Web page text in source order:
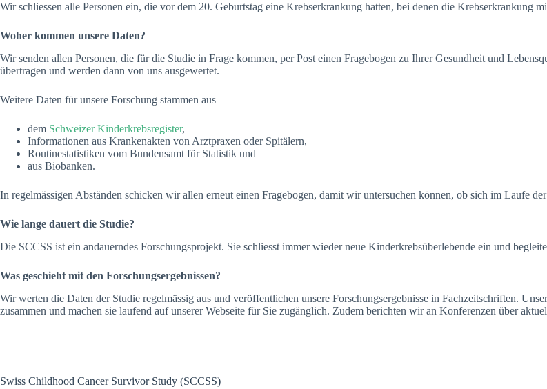
Wir schliessen alle Personen ein, die vor dem 20. Geburtstag eine Krebserkrankung hatten, bei denen die Krebserkrankung
Woher kommen unsere Daten?
Wir senden allen Personen, die für die Studie in Frage kommen, per Post einen Fragebogen zu Ihrer Gesundheit und
übertragen und werden dann von uns ausgewertet.
Weitere Daten für unsere Forschung stammen aus
dem Schweizer Kinderkrebsregister,
Informationen aus Krankenakten von Arztpraxen oder Spitälern,
Routinestatistiken vom Bundensamt für Statistik und
aus Biobanken.
In regelmässigen Abständen schicken wir allen erneut einen Fragebogen, damit wir untersuchen können, ob sich im Laufe
Wie lange dauert die Studie?
Die SCCSS ist ein andauerndes Forschungsprojekt. Sie schliesst immer wieder neue Kinderkrebsüberlebende ein und
Was geschieht mit den Forschungsergebnissen?
Wir werten die Daten der Studie regelmässig aus und veröffentlichen unsere Forschungsergebnisse in Fachzeitschriften.
zusammen und machen sie laufend auf unserer Webseite für Sie zugänglich. Zudem berichten wir an Konferenzen über
Swiss Childhood Cancer Survivor Study (SCCSS)